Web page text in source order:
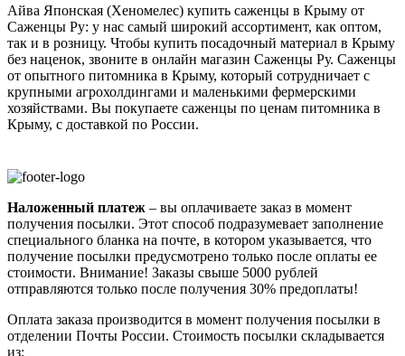
Айва Японская (Хеномелес) купить саженцы в Крыму от
Саженцы Ру: у нас самый широкий ассортимент, как оптом,
так и в розницу. Чтобы купить посадочный материал в Крыму
без наценок, звоните в онлайн магазин Саженцы Ру. Саженцы
от опытного питомника в Крыму, который сотрудничает с
крупными агрохолдингами и маленькими фермерскими
хозяйствами. Вы покупаете саженцы по ценам питомника в
Крыму, с доставкой по России.
Наложенный платеж – вы оплачиваете заказ в момент
получения посылки. Этот способ подразумевает заполнение
специального бланка на почте, в котором указывается, что
получение посылки предусмотрено только после оплаты ее
стоимости. Внимание! Заказы свыше 5000 рублей
отправляются только после получения 30% предоплаты!
Оплата заказа производится в момент получения посылки в
отделении Почты России. Стоимость посылки складывается
из: